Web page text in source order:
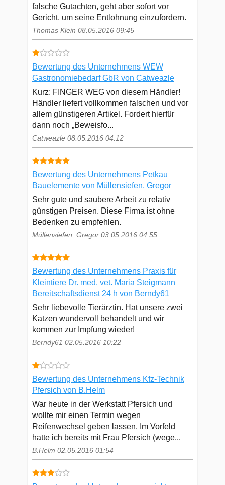
falsche Gutachten, geht aber sofort vor
Gericht, um seine Entlohnung einzufordern.
Thomas Klein 08.05.2016 09:45
Bewertung des Unternehmens WEW
Gastronomiebedarf GbR von Catweazle
Kurz: FINGER WEG von diesem Händler!
Händler liefert vollkommen falschen und vor
allem günstigeren Artikel. Fordert hierfür
dann noch „Beweisfo...
Catweazle 08.05.2016 04:12
Bewertung des Unternehmens Petkau
Bauelemente von Müllensiefen, Gregor
Sehr gute und saubere Arbeit zu relativ
günstigen Preisen. Diese Firma ist ohne
Bedenken zu empfehlen.
Müllensiefen, Gregor 03.05.2016 04:55
Bewertung des Unternehmens Praxis für
Kleintiere Dr. med. vet. Maria Steigmann
Bereitschaftsdienst 24 h von Berndy61
Sehr liebevolle Tierärztin. Hat unsere zwei
Katzen wundervoll behandelt und wir
kommen zur Impfung wieder!
Berndy61 02.05.2016 10:22
Bewertung des Unternehmens Kfz-Technik
Pfersich von B.Helm
War heute in der Werkstatt Pfersich und
wollte mir einen Termin wegen
Reifenwechsel geben lassen. Im Vorfeld
hatte ich bereits mit Frau Pfersich (wege...
B.Helm 02.05.2016 01:54